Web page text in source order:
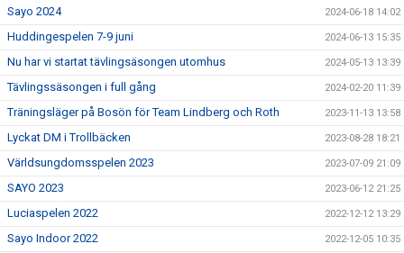
Sayo 2024 2024-06-18 14:02
Huddingespelen 7-9 juni 2024-06-13 15:35
Nu har vi startat tävlingsäsongen utomhus 2024-05-13 13:39
Tävlingssäsongen i full gång 2024-02-20 11:39
Träningsläger på Bosön för Team Lindberg och Roth 2023-11-13 13:58
Lyckat DM i Trollbäcken 2023-08-28 18:21
Världsungdomsspelen 2023 2023-07-09 21:09
SAYO 2023 2023-06-12 21:25
Luciaspelen 2022 2022-12-12 13:29
Sayo Indoor 2022 2022-12-05 10:35